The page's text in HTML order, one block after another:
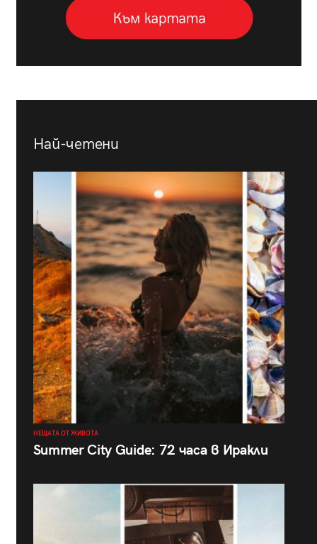
Най-четени
НЕЩАТА ОТ ЖИВОТА
Summer City Guide: 72 часа в Иракли